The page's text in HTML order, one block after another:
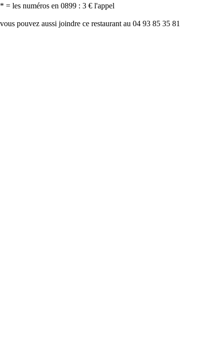
* = les numéros en 0899 : 3 € l'appel
vous pouvez aussi joindre ce restaurant au 04 93 85 35 81